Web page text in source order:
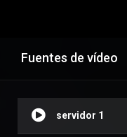
Fuentes de vídeo
servidor 1